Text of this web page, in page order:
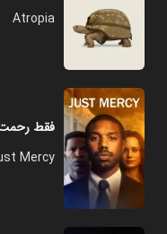
Atropia
فقط
Mercy